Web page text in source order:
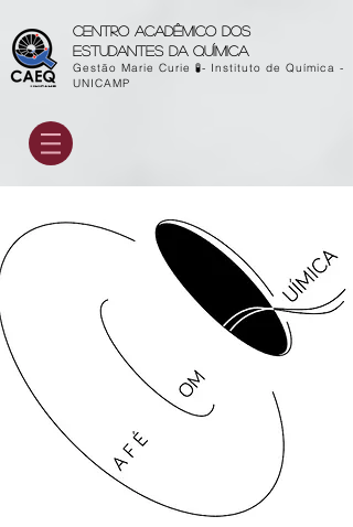
Centro acadêmico dos
estudantes da química
Gestão Marie Curie 🧪- Instituto de Química -
UNICAMP